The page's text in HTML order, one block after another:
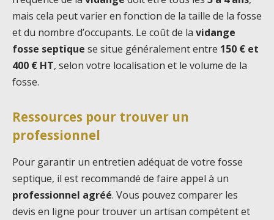
mais cela peut varier en fonction de la taille de la fosse
et du nombre d’occupants. Le coût de la vidange
fosse septique se situe généralement entre 150 € et
400 € HT, selon votre localisation et le volume de la
fosse.
Ressources pour trouver un
professionnel
Pour garantir un entretien adéquat de votre fosse
septique, il est recommandé de faire appel à un
professionnel agréé. Vous pouvez comparer les
devis en ligne pour trouver un artisan compétent et